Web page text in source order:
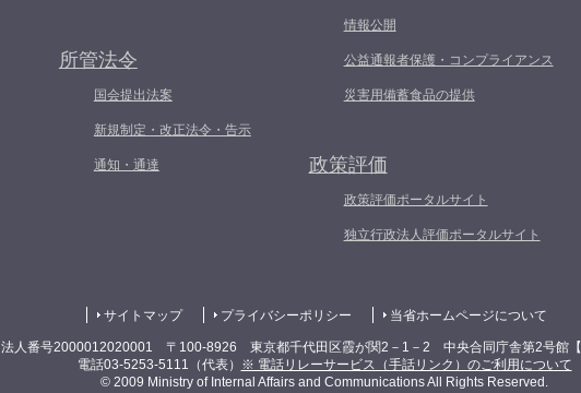
所管法令
国会提出法案
新規制定・改正法令・告示
通知・通達
情報公開
公益通報者保護・コンプライアンス
災害用備蓄食品の提供
政策評価
政策評価ポータルサイト
独立行政法人評価ポータルサイト
サイトマップ プライバシーポリシー 当省ホームページについて
法人番号2000012020001 〒100-8926 東京都千代田区霞が関2－1－2 中央合同庁舎第2号館【
電話03-5253-5111（代表）
※ 電話リレーサービス（手話リンク）のご利用について
© 2009 Ministry of Internal Affairs and Communications All Rights Reserved.